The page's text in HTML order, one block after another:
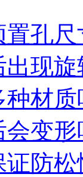
孔
现旋
种材质
会变形
证防